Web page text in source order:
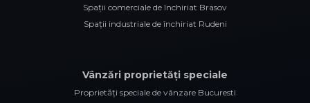
Spații comerciale de închiriat Brasov
Spații industriale de închiriat Rudeni
Vânzări proprietăți speciale
Proprietăți speciale de vânzare Bucuresti